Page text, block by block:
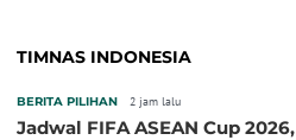
TIMNAS INDONESIA
BERITA PILIHAN 2 jam lalu
Jadwal FIFA ASEAN Cup 2026,